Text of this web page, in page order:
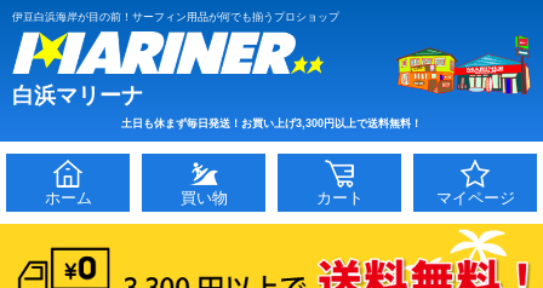
伊豆白浜海岸が目の前！サーフィン用品が何でも揃うプロショップ
白浜マリーナ
土日も休まず毎日発送！お買い上げ3,300円以上で送料無料！
ホーム 買い物 カート マイページ